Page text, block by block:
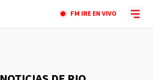
FM IRE EN VIVO